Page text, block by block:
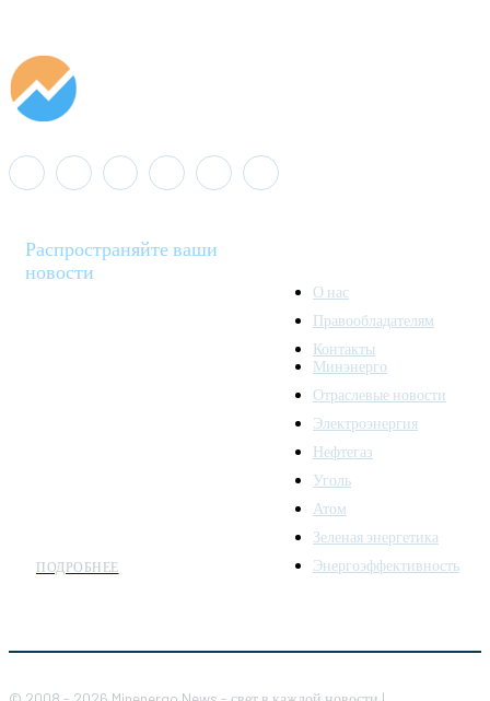
Распространяйте ваши
новости
ПОДРОБНЕЕ
О нас
Правообладателям
Контакты
Минэнерго
Отраслевые новости
Электроэнергия
Нефтегаз
Уголь
Атом
Зеленая энергетика
Энергоэффективность